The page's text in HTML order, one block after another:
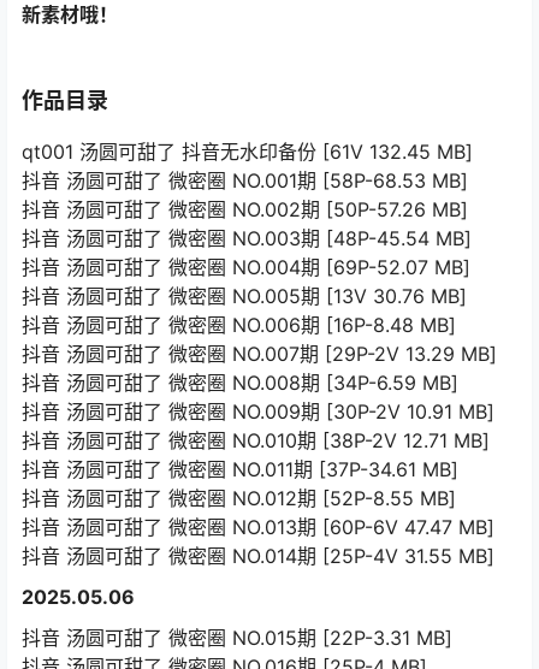
新素材哦！
作品目录
qt001 汤圆可甜了 抖音无水印备份 [61V 132.45 MB]
抖音 汤圆可甜了 微密圈 NO.001期 [58P-68.53 MB]
抖音 汤圆可甜了 微密圈 NO.002期 [50P-57.26 MB]
抖音 汤圆可甜了 微密圈 NO.003期 [48P-45.54 MB]
抖音 汤圆可甜了 微密圈 NO.004期 [69P-52.07 MB]
抖音 汤圆可甜了 微密圈 NO.005期 [13V 30.76 MB]
抖音 汤圆可甜了 微密圈 NO.006期 [16P-8.48 MB]
抖音 汤圆可甜了 微密圈 NO.007期 [29P-2V 13.29 MB]
抖音 汤圆可甜了 微密圈 NO.008期 [34P-6.59 MB]
抖音 汤圆可甜了 微密圈 NO.009期 [30P-2V 10.91 MB]
抖音 汤圆可甜了 微密圈 NO.010期 [38P-2V 12.71 MB]
抖音 汤圆可甜了 微密圈 NO.011期 [37P-34.61 MB]
抖音 汤圆可甜了 微密圈 NO.012期 [52P-8.55 MB]
抖音 汤圆可甜了 微密圈 NO.013期 [60P-6V 47.47 MB]
抖音 汤圆可甜了 微密圈 NO.014期 [25P-4V 31.55 MB]
2025.05.06
抖音 汤圆可甜了 微密圈 NO.015期 [22P-3.31 MB]